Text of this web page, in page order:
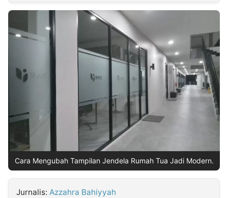
INDONESIA
Insight
NTB
Suara
Time
Lens
IDN
Daily
Jogja
Jalan
Rakyat
Idealita
News
Kita
Notice
Dinamikapost.com
Radar
Baru
Seedbacklink
Kabarbaru
Cara Mengubah Tampilan Jendela Rumah Tua Jadi Modern.
Jurnalis: Azzahra Bahiyyah